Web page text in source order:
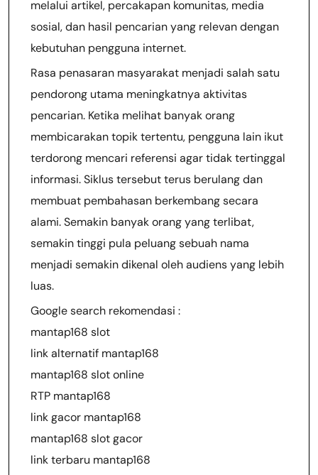
melalui artikel, percakapan komunitas, media
sosial, dan hasil pencarian yang relevan dengan
kebutuhan pengguna internet.
Rasa penasaran masyarakat menjadi salah satu
pendorong utama meningkatnya aktivitas
pencarian. Ketika melihat banyak orang
membicarakan topik tertentu, pengguna lain ikut
terdorong mencari referensi agar tidak tertinggal
informasi. Siklus tersebut terus berulang dan
membuat pembahasan berkembang secara
alami. Semakin banyak orang yang terlibat,
semakin tinggi pula peluang sebuah nama
menjadi semakin dikenal oleh audiens yang lebih
luas.
Google search rekomendasi :
mantap168 slot
link alternatif mantap168
mantap168 slot online
RTP mantap168
link gacor mantap168
mantap168 slot gacor
link terbaru mantap168